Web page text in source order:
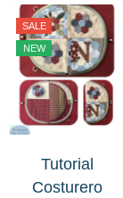
SALE
NEW
Tutorial
Costurero